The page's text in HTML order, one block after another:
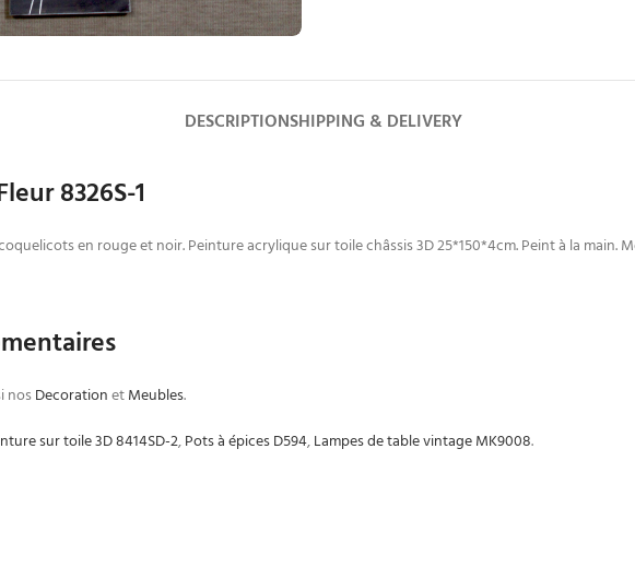
DESCRIPTIONSHIPPING & DELIVERY
8326S-1
en rouge et noir. Peinture acrylique sur toile châssis 3D 25*150*4cm. Peint à la main.
nosDecorationetMeubles.
sur toile 3D 8414SD-2,Pots à épices D594,Lampes de table vintage MK9008.